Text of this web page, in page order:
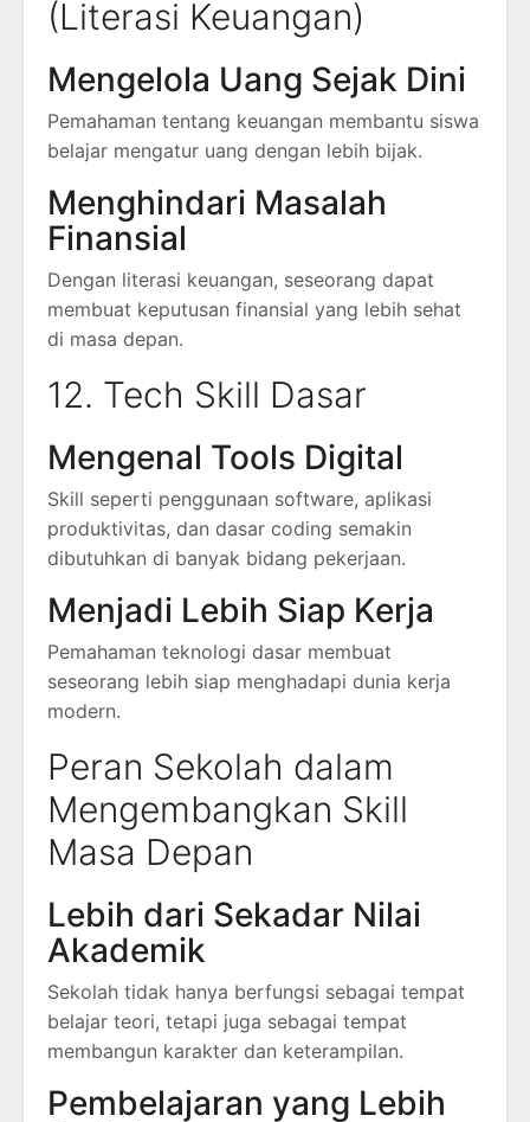
(Literasi Keuangan)
Mengelola Uang Sejak Dini
Pemahaman tentang keuangan membantu siswa
belajar mengatur uang dengan lebih bijak.
Menghindari Masalah
Finansial
Dengan literasi keuangan, seseorang dapat
membuat keputusan finansial yang lebih sehat
di masa depan.
12. Tech Skill Dasar
Mengenal Tools Digital
Skill seperti penggunaan software, aplikasi
produktivitas, dan dasar coding semakin
dibutuhkan di banyak bidang pekerjaan.
Menjadi Lebih Siap Kerja
Pemahaman teknologi dasar membuat
seseorang lebih siap menghadapi dunia kerja
modern.
Peran Sekolah dalam
Mengembangkan Skill
Masa Depan
Lebih dari Sekadar Nilai
Akademik
Sekolah tidak hanya berfungsi sebagai tempat
belajar teori, tetapi juga sebagai tempat
membangun karakter dan keterampilan.
Pembelajaran yang Lebih